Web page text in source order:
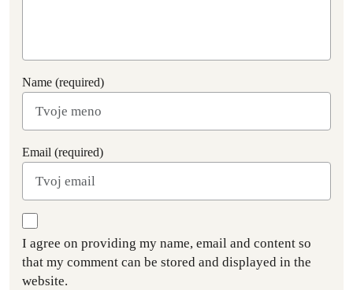
Name (required)
Email (required)
I agree on providing my name, email and content so
that my comment can be stored and displayed in the
website.